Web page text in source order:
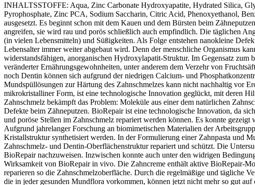
INHALTSSTOFFE: Aqua, Zinc Carbonate Hydroxyapatite, Hydrated Silica,
Pyrophosphate, Zinc PCA, Sodium Saccharin, Citric Acid, Phenoxyethanol,
ausgesetzt. Es beginnt schon mit dem Kauen und dem Bürsten beim
angreifen, sie wird rau und porös schließlich auch empfindlich. Die täglichen
(in vielen Lebensmitteln) und Süßigkeiten. Als Folge entstehen nanokleine
Lebensalter immer weiter abgebaut wird. Denn der menschliche Organismus
widerstandsfähigen, anorganischen Hydroxylapatit-Struktur. Im Gegensatz
veränderter Ernährungsgewohnheiten, unter anderem dem Verzehr von
noch Dentin können sich aufgrund der niedrigen Calcium- und
Mundspüllösungen zur Härtung des Zahnschmelzes kann nicht nachhaltig vor
mikrokristalliner Form, ist eine technologische Innovation geglückt, mit deren
Zahnschmelz bekämpft das Problem: Moleküle aus einer dem natürlichen
Defekte beim Zähneputzen. BioRepair ist eine technologische Innovation, da
und poröse Stellen im Zahnschmelz repariert werden können. Es konnte
Aufgrund jahrelanger Forschung an biomimetischen Materialien der
Kristallstruktur synthetisiert werden. In der Formulierung einer Zahnpasta und
Zahnschmelz- und Dentin-Oberflächenstruktur repariert und schützt. Die
BioRepair nachzuweisen. Inzwischen konnte auch unter den widrigen
Wirksamkeit von BioRepair in vivo. Die Zahncreme enthält aktive BioRepair-
reparieren so die Zahnschmelzoberfläche. Durch die regelmäßige und tägliche
die in jeder gesunden Mundflora vorkommen, können jetzt nicht mehr so gut